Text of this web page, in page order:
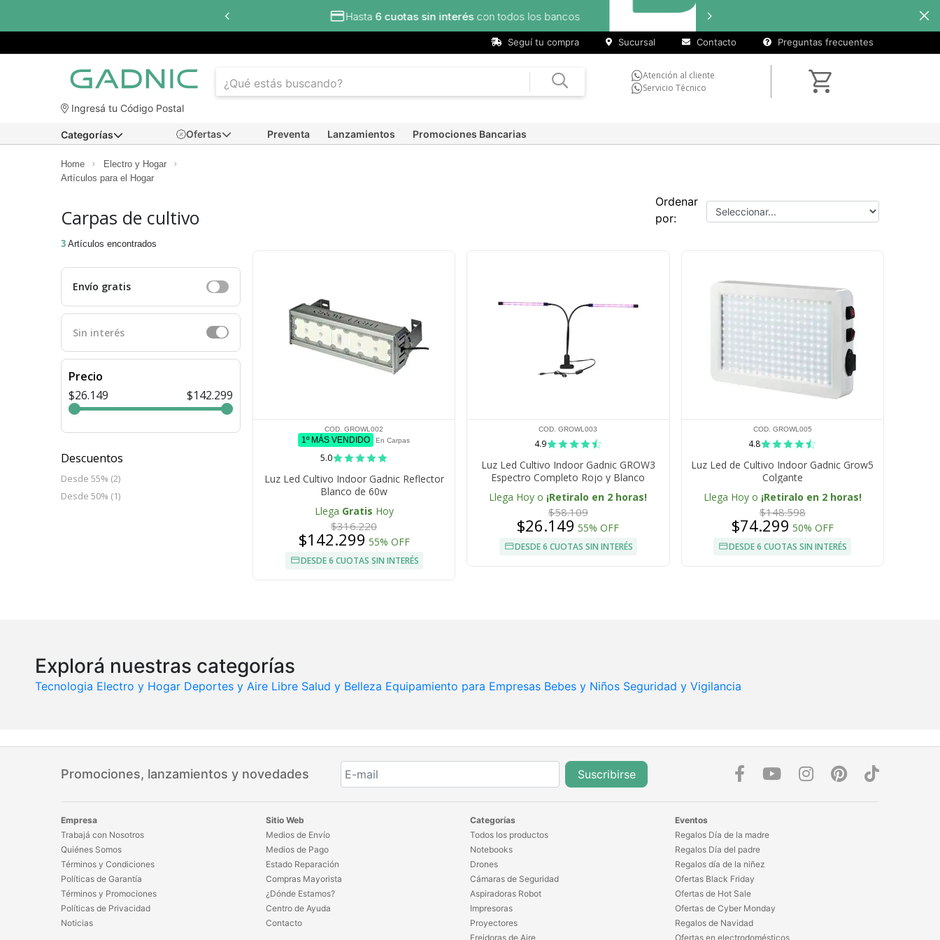
Hasta6 cuotas sin interéscon todos los bancos
Seguí tu compra Sucursal Contacto Preguntas frecuentes
Atención al cliente
Servicio Técnico
Ingresá tu Código Postal
Ofertas Preventa Lanzamientos Promociones Bancarias
Categorías
Home
Electro y Hogar
Artículos para el Hogar
Carpas de cultivo
3 Artículos encontrados
Envío gratis
Sin interés
Precio
$26.149
$142.299
Descuentos
Desde 55% (2)
Desde 50% (1)
Ordenar
por:
COD. GROWL002
1º MÁS VENDIDO En Carpas
5.0
Luz Led Cultivo Indoor Gadnic Reflector
Blanco de 60w
Llega Gratis Hoy
$316.220
$142.299 55% OFF
DESDE 6 CUOTAS SIN INTERÉS
COD. GROWL003
4.9
Luz Led Cultivo Indoor Gadnic GROW3
Espectro Completo Rojo y Blanco
Llega Hoy o ¡Retiralo en 2 horas!
$58.109
$26.149 55% OFF
DESDE 6 CUOTAS SIN INTERÉS
COD. GROWL005
4.8
Luz Led de Cultivo Indoor Gadnic Grow5
Colgante
Llega Hoy o ¡Retiralo en 2 horas!
$148.598
$74.299 50% OFF
DESDE 6 CUOTAS SIN INTERÉS
Explorá nuestras categorías
Tecnologia Electro y Hogar Deportes y Aire Libre Salud y Belleza Equipamiento para Empresas Bebes y Niños Seguridad y Vigilancia
Promociones, lanzamientos y novedades Suscribirse
Empresa
Trabajá con Nosotros
Quiénes Somos
Términos y Condiciones
Políticas de Garantía
Términos y Promociones
Políticas de Privacidad
Noticias
Sitio Web
Medios de Envío
Medios de Pago
Estado Reparación
Compras Mayorista
¿Dónde Estamos?
Centro de Ayuda
Contacto
Categorías
Todos los productos
Notebooks
Drones
Cámaras de Seguridad
Aspiradoras Robot
Impresoras
Proyectores
Freidoras de Aire
Eventos
Regalos Día de la madre
Regalos Día del padre
Regalos día de la niñez
Ofertas Black Friday
Ofertas de Hot Sale
Ofertas de Cyber Monday
Regalos de Navidad
Ofertas en electrodomésticos